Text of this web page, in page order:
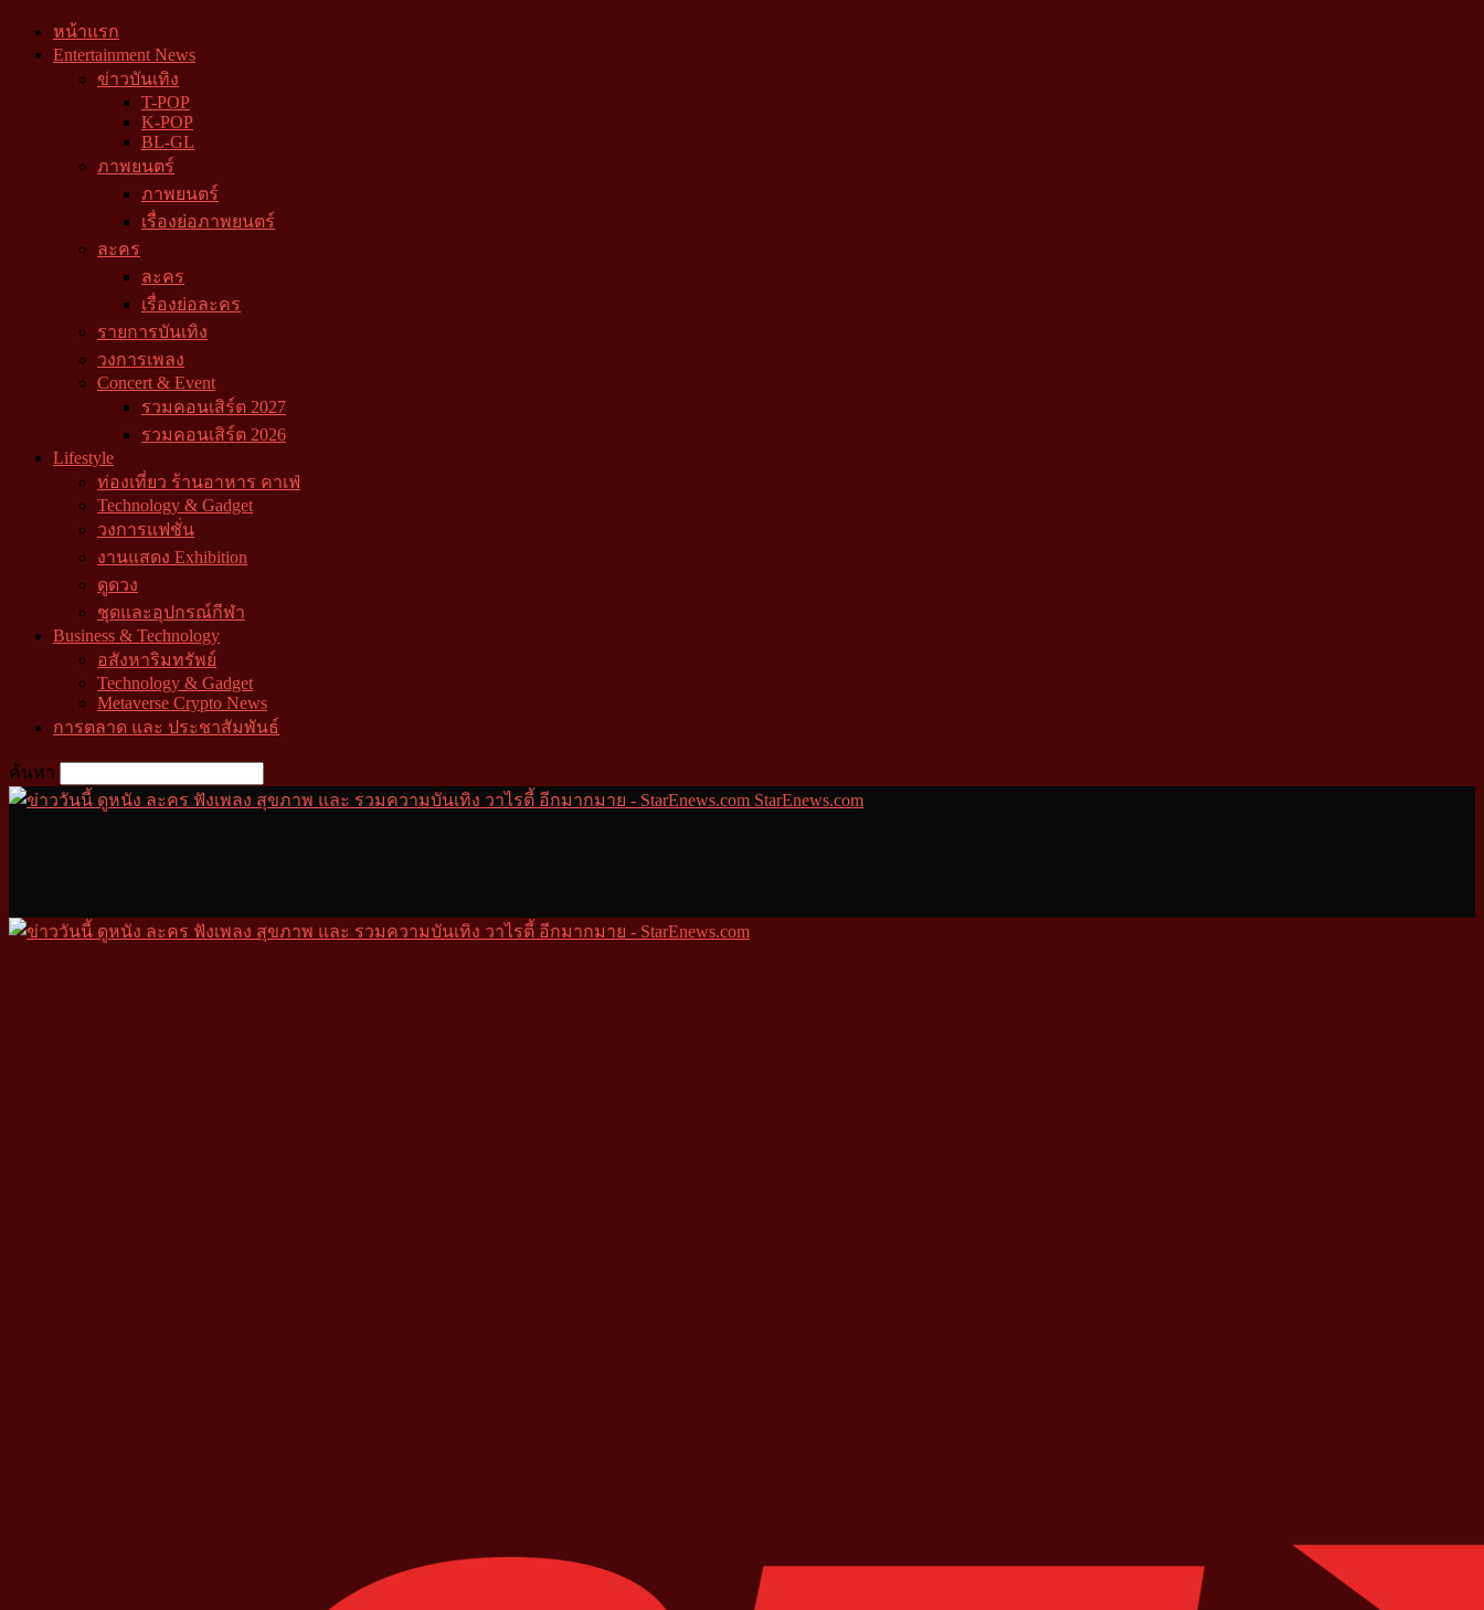
หน้าแรก
Entertainment News
ข่าวบันเทิง
T-POP
K-POP
BL-GL
ภาพยนตร์
ภาพยนตร์
เรื่องย่อภาพยนตร์
ละคร
ละคร
เรื่องย่อละคร
รายการบันเทิง
วงการเพลง
Concert & Event
รวมคอนเสิร์ต 2027
รวมคอนเสิร์ต 2026
Lifestyle
ท่องเที่ยว ร้านอาหาร คาเฟ่
Technology & Gadget
วงการแฟชั่น
งานแสดง Exhibition
ดูดวง
ชุดและอุปกรณ์กีฬา
Business & Technology
อสังหาริมทรัพย์
Technology & Gadget
Metaverse Crypto News
การตลาด และ ประชาสัมพันธ์
ค้นหา
StarEnews.com